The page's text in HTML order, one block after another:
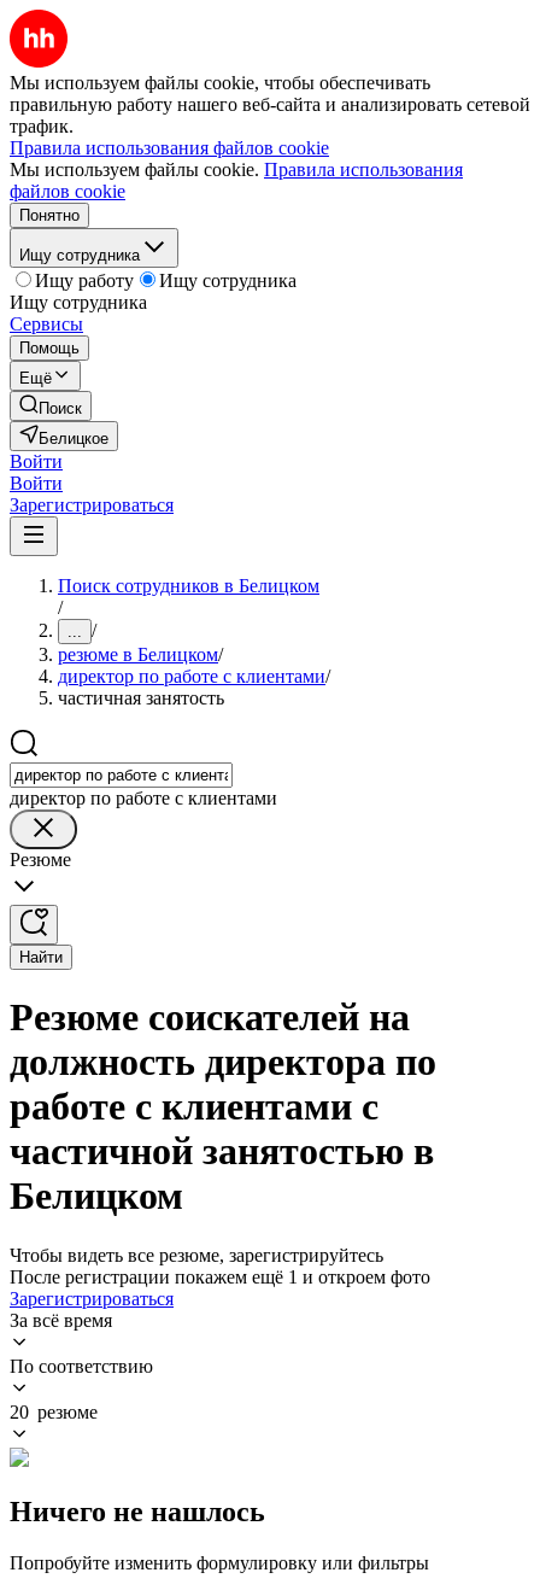
Мы используем файлы cookie, чтобы обеспечивать
правильную работу нашего веб-сайта и анализировать сетевой
трафик.
Правила использования файлов cookie
Мы используем файлы cookie. Правила использования
файлов cookie
Понятно
Ищу сотрудника
Ищу работу
Ищу сотрудника
Ищу сотрудника
Сервисы
Помощь
Ещё
Поиск
Белицкое
Войти
Войти
Зарегистрироваться
Поиск сотрудников в Белицком
/
... /
резюме в Белицком/
директор по работе с клиентами/
частичная занятость
директор по работе с клиентами
Резюме
Найти
Резюме соискателей на
должность директора по
работе с клиентами с
частичной занятостью в
Белицком
Чтобы видеть все резюме, зарегистрируйтесь
После регистрации покажем ещё 1 и откроем фото
Зарегистрироваться
За всё время
По соответствию
20 резюме
Ничего не нашлось
Попробуйте изменить формулировку или фильтры